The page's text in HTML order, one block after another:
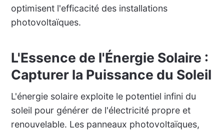
optimisent l'efficacité des installations
photovoltaïques.
L'Essence de l'Énergie Solaire :
Capturer la Puissance du Soleil
L'énergie solaire exploite le potentiel infini du
soleil pour générer de l'électricité propre et
renouvelable. Les panneaux photovoltaïques,